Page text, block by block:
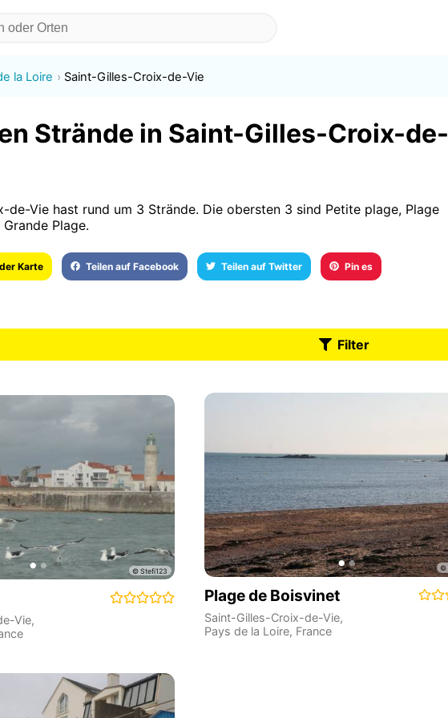
la Loire Saint-Gilles-Croix-de-Vie
Strände in Saint-Gilles-Croix-de-
de-Vie hast rund um 3 Strände. Die obersten 3 sind Petite plage, Plage
Plage.
Karte Teilen auf Facebook Teilen auf Twitter Pin es
Filter
Vie,
Plage de Boisvinet
Saint-Gilles-Croix-de-Vie,
Pays de la Loire, France